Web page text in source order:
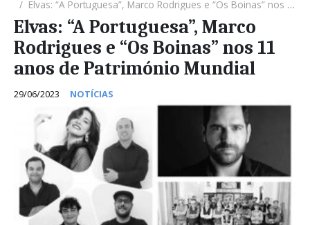
Elvas: “A Portuguesa”, Marco Rodrigues e “Os Boinas” nos 11 anos de Património Mundial
Elvas: “A Portuguesa”, Marco
Rodrigues e “Os Boinas” nos 11
anos de Património Mundial
29/06/2023 NOTÍCIAS